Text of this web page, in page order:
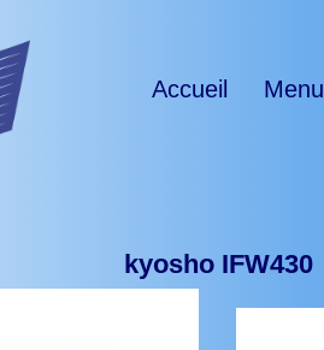
Accueil Menu
kyosho IFW430